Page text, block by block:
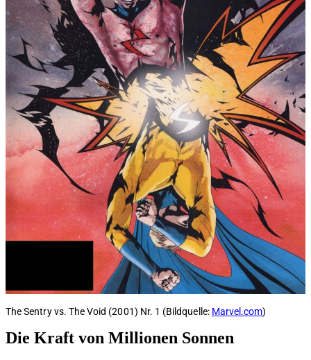
The Sentry vs. The Void (2001) Nr. 1 (Bildquelle: Marvel.com)
Die Kraft von Millionen Sonnen